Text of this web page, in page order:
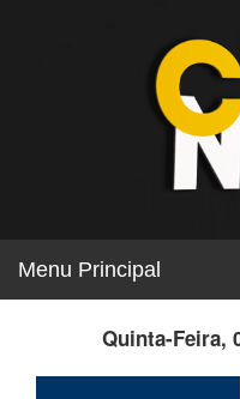
Menu Principal
Quinta-Feira,